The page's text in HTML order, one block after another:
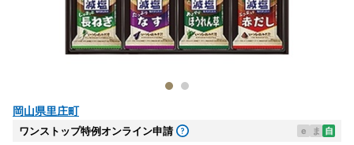
岡山県里庄町
ワンストップ特例オンライン申請 e ま 自